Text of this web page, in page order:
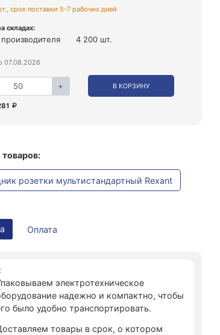
срок поставки 5-7 рабочих дней
складах:
4 200 шт.
07.08.2026
+ В КОРЗИНУ
розетки мультистандартный Rexant
Оплата
электротехническое
надежно и компактно, чтобы
было удобно транспортировать.
товары в срок, о котором